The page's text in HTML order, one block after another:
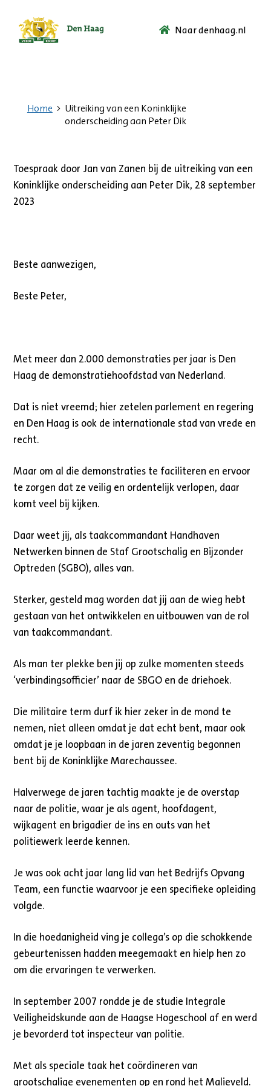
Ga
Naar denhaag.nl
Home
Uitreiking van een Koninklijke
onderscheiding aan Peter Dik
Toespraak door Jan van Zanen bij de uitreiking van een
Koninklijke onderscheiding aan Peter Dik, 28 september
2023
Beste aanwezigen,
Beste Peter,
Met meer dan 2.000 demonstraties per jaar is Den
Haag de demonstratiehoofdstad van Nederland.
Dat is niet vreemd; hier zetelen parlement en regering
en Den Haag is ook de internationale stad van vrede en
recht.
Maar om al die demonstraties te faciliteren en ervoor
te zorgen dat ze veilig en ordentelijk verlopen, daar
komt veel bij kijken.
Daar weet jij, als taakcommandant Handhaven
Netwerken binnen de Staf Grootschalig en Bijzonder
Optreden (SGBO), alles van.
Sterker, gesteld mag worden dat jij aan de wieg hebt
gestaan van het ontwikkelen en uitbouwen van de rol
van taakcommandant.
Als man ter plekke ben jij op zulke momenten steeds
‘verbindingsofficier’ naar de SBGO en de driehoek.
Die militaire term durf ik hier zeker in de mond te
nemen, niet alleen omdat je dat echt bent, maar ook
omdat je je loopbaan in de jaren zeventig begonnen
bent bij de Koninklijke Marechaussee.
Halverwege de jaren tachtig maakte je de overstap
naar de politie, waar je als agent, hoofdagent,
wijkagent en brigadier de ins en outs van het
politiewerk leerde kennen.
Je was ook acht jaar lang lid van het Bedrijfs Opvang
Team, een functie waarvoor je een specifieke opleiding
volgde.
In die hoedanigheid ving je collega’s op die schokkende
gebeurtenissen hadden meegemaakt en hielp hen zo
om die ervaringen te verwerken.
In september 2007 rondde je de studie Integrale
Veiligheidskunde aan de Haagse Hogeschool af en werd
je bevorderd tot inspecteur van politie.
Met als speciale taak het coördineren van
grootschalige evenementen op en rond het Malieveld.